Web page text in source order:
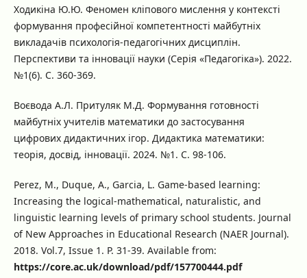
Ходикіна Ю.Ю. Феномен кліпового мислення у контексті
формування професійної компетентності майбутніх
викладачів психологія-педагогічних дисциплін.
Перспективи та інновації науки (Серія «Педагогіка»). 2022.
№1(6). С. 360-369.
Воєвода А.Л. Притуляк М.Д. Формування готовності
майбутніх учителів математики до застосування
цифрових дидактичних ігор. Дидактика математики:
теорія, досвід, інновації. 2024. №1. С. 98-106.
Perez, M., Duque, A., Garcia, L. Game-based learning:
Increasing the logical-mathematical, naturalistic, and
linguistic learning levels of primary school students. Journal
of New Approaches in Educational Research (NAER Journal).
2018. Vol.7, Issue 1. P. 31-39. Available from:
https://core.ac.uk/download/pdf/157700444.pdf